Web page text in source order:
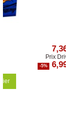
Tortue aquatique
Aliment